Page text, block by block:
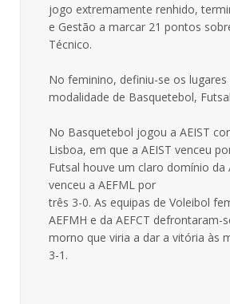
jogo extremamente renhido,
e Gestão a marcar 21 pontos
Técnico.
No feminino, definiu-se os lugares
modalidade de Basquetebol,
No Basquetebol jogou a AEIST
Lisboa, em que a AEIST venceu
Futsal houve um claro domínio da
venceu a AEFML por
três 3-0. As equipas de Voleibol
AEFMH e da AEFCT defrontaram-
morno que viria a dar a vitória às
3-1.